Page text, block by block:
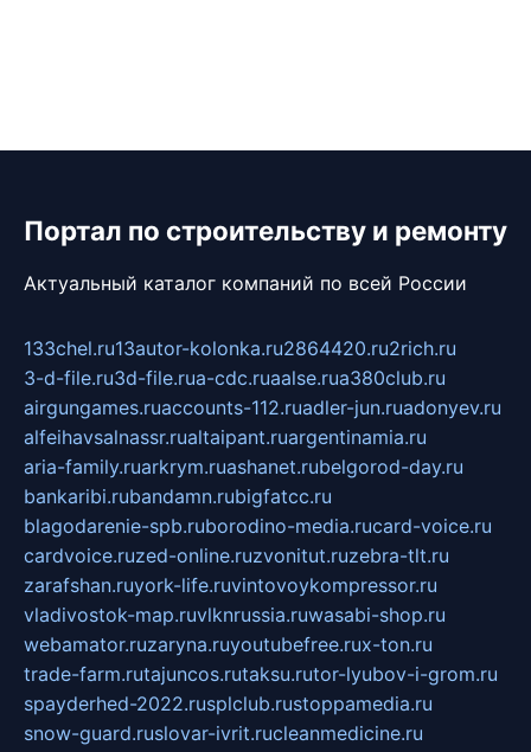
Портал по строительству и ремонту
Актуальный каталог компаний по всей России
133chel.ru13autor-kolonka.ru2864420.ru2rich.ru
3-d-file.ru3d-file.rua-cdc.ruaalse.rua380club.ru
airgungames.ruaccounts-112.ruadler-jun.ruadonyev.ru
alfeihavsalnassr.rualtaipant.ruargentinamia.ru
aria-family.ruarkrym.ruashanet.rubelgorod-day.ru
bankaribi.rubandamn.rubigfatcc.ru
blagodarenie-spb.ruborodino-media.rucard-voice.ru
cardvoice.ruzed-online.ruzvonitut.ruzebra-tlt.ru
zarafshan.ruyork-life.ruvintovoykompressor.ru
vladivostok-map.ruvlknrussia.ruwasabi-shop.ru
webamator.ruzaryna.ruyoutubefree.rux-ton.ru
trade-farm.rutajuncos.rutaksu.rutor-lyubov-i-grom.ru
spayderhed-2022.rusplclub.rustoppamedia.ru
snow-guard.ruslovar-ivrit.rucleanmedicine.ru